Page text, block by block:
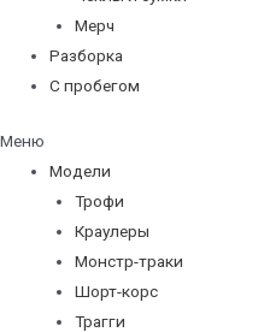
Мерч
Разборка
С пробегом
Меню
Модели
Трофи
Краулеры
Монстр-траки
Шорт-корс
Трагги